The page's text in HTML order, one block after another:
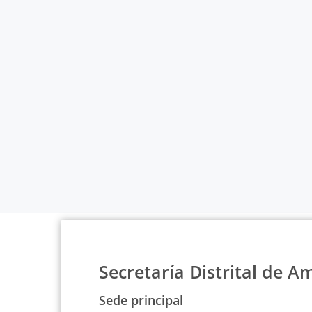
Secretaría Distrital de
Sede principal